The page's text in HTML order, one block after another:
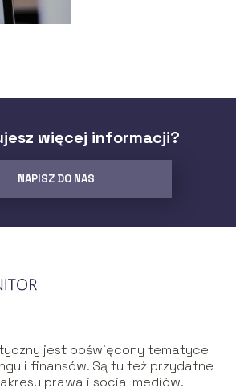
więcej informacji?
NAPISZ DO NAS
jest poświęcony tematyce
i finansów. Są tu też przydatne
prawa i social mediów.